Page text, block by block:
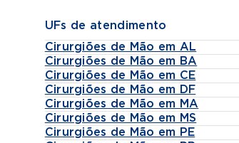
UFs de atendimento
Cirurgiões de Mão em AL
Cirurgiões de Mão em BA
Cirurgiões de Mão em CE
Cirurgiões de Mão em DF
Cirurgiões de Mão em MA
Cirurgiões de Mão em MS
Cirurgiões de Mão em PE